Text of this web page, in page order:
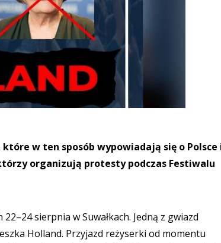
w ten sposób wypowiadają się o
organizują protesty podczas Festiwalu
sierpnia w Suwałkach. Jedną z gwiazd
Holland. Przyjazd reżyserki od momentu